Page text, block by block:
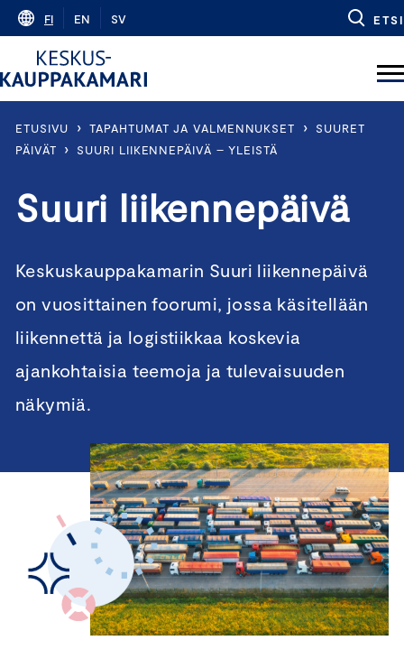
Skip
content
FI EN SV ETSI
ETUSIVU › TAPAHTUMAT JA VALMENNUKSET ›
SUURET
PÄIVÄT
› SUURI LIIKENNEPÄIVÄ – YLEISTÄ
Suuri liikennepäivä
Keskuskauppakamarin Suuri liikennepäivä
on vuosittainen foorumi, jossa käsitellään
liikennettä ja logistiikkaa koskevia
ajankohtaisia teemoja ja tulevaisuuden
näkymiä.